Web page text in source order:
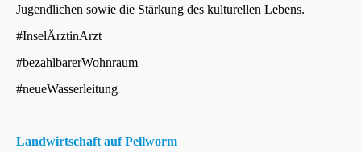
Jugendlichen sowie die Stärkung des kulturellen Lebens.
#InselÄrztinArzt
#bezahlbarerWohnraum
#neueWasserleitung
Landwirtschaft auf Pellworm